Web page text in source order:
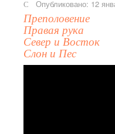
Опубликовано: 12
Преполовение
Правая рука
Север и Восток
Слон и Пес